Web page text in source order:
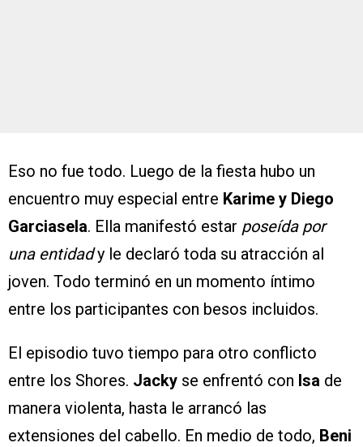
Eso no fue todo. Luego de la fiesta hubo un
encuentro muy especial entre Karime y Diego
Garciasela. Ella manifestó estar poseída por
una entidady le declaró toda su atracción al
joven. Todo terminó en un momento íntimo
entre los participantes con besos incluidos.
El episodio tuvo tiempo para otro conflicto
entre los Shores. Jacky se enfrentó con Isa de
manera violenta, hasta le arrancó las
extensiones del cabello. En medio de todo, Beni